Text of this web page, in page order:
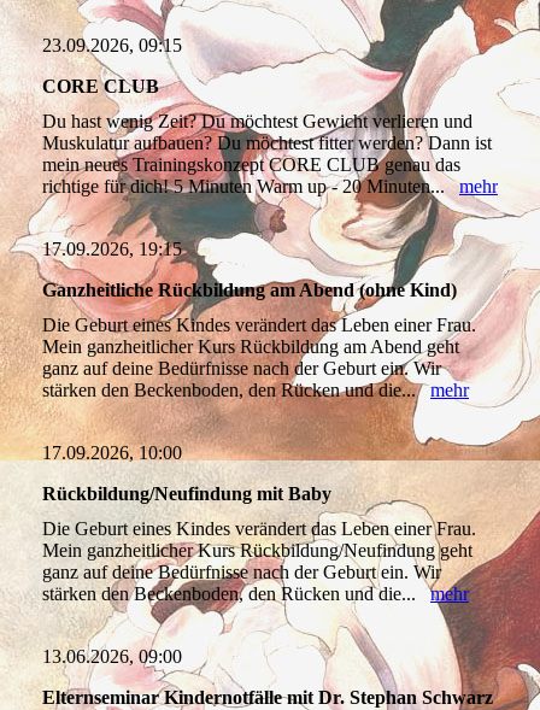
23.09.2026, 09:15
CORE CLUB
Du hast wenig Zeit? Du möchtest Gewicht verlieren und
Muskulatur aufbauen? Du möchtest fitter werden? Dann ist
mein neues Trainingskonzept CORE CLUB genau das
richtige für dich! 5 Minuten Warm up - 20 Minuten...mehr
17.09.2026, 19:15
Ganzheitliche Rückbildung am Abend (ohne Kind)
Die Geburt eines Kindes verändert das Leben einer Frau.
Mein ganzheitlicher Kurs Rückbildung am Abend geht
ganz auf deine Bedürfnisse nach der Geburt ein. Wir
stärken den Beckenboden, den Rücken und die...mehr
17.09.2026, 10:00
Rückbildung/Neufindung mit Baby
Die Geburt eines Kindes verändert das Leben einer Frau.
Mein ganzheitlicher Kurs Rückbildung/Neufindung geht
ganz auf deine Bedürfnisse nach der Geburt ein. Wir
stärken den Beckenboden, den Rücken und die...mehr
13.06.2026, 09:00
Elternseminar Kindernotfälle mit Dr. Stephan Schwarz